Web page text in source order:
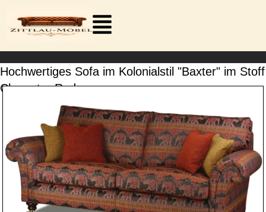
Inhalt
springen
Hochwertiges Sofa im Kolonialstil "Baxter" im Stoff
Cleopatra Red